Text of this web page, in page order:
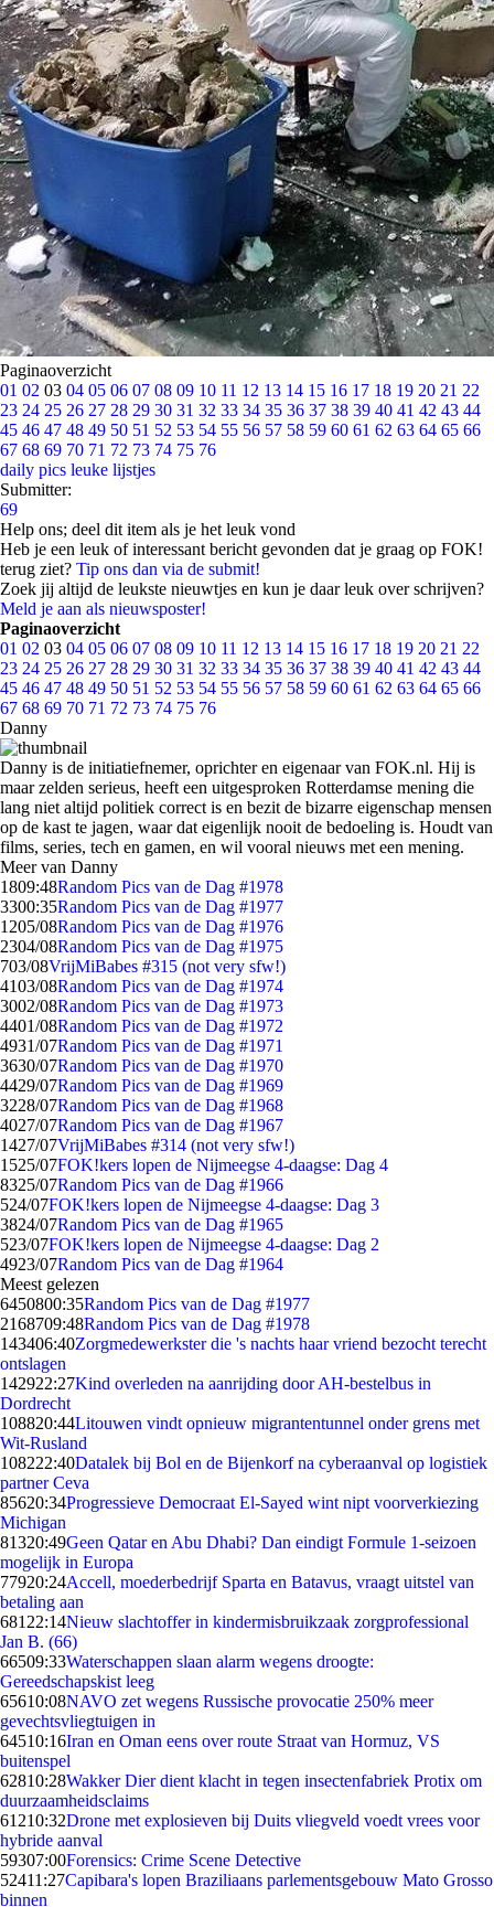
Paginaoverzicht
01 02 03 04 05 06 07 08 09 10 11 12 13 14 15 16 17 18 19 20 21 22
23 24 25 26 27 28 29 30 31 32 33 34 35 36 37 38 39 40 41 42 43 44
45 46 47 48 49 50 51 52 53 54 55 56 57 58 59 60 61 62 63 64 65 66
67 68 69 70 71 72 73 74 75 76
daily pics leuke lijstjes
Submitter:
69
Help ons; deel dit item als je het leuk vond
Heb je een leuk of interessant bericht gevonden dat je graag op FOK!
terug ziet? Tip ons dan via de submit!
Zoek jij altijd de leukste nieuwtjes en kun je daar leuk over schrijven?
Meld je aan als nieuwsposter!
Paginaoverzicht
01 02 03 04 05 06 07 08 09 10 11 12 13 14 15 16 17 18 19 20 21 22
23 24 25 26 27 28 29 30 31 32 33 34 35 36 37 38 39 40 41 42 43 44
45 46 47 48 49 50 51 52 53 54 55 56 57 58 59 60 61 62 63 64 65 66
67 68 69 70 71 72 73 74 75 76
Danny
Danny is de initiatiefnemer, oprichter en eigenaar van FOK.nl. Hij is
maar zelden serieus, heeft een uitgesproken Rotterdamse mening die
lang niet altijd politiek correct is en bezit de bizarre eigenschap mensen
op de kast te jagen, waar dat eigenlijk nooit de bedoeling is. Houdt van
films, series, tech en gamen, en wil vooral nieuws met een mening.
Meer van Danny
1809:48Random Pics van de Dag #1978
3300:35Random Pics van de Dag #1977
1205/08Random Pics van de Dag #1976
2304/08Random Pics van de Dag #1975
703/08VrijMiBabes #315 (not very sfw!)
4103/08Random Pics van de Dag #1974
3002/08Random Pics van de Dag #1973
4401/08Random Pics van de Dag #1972
4931/07Random Pics van de Dag #1971
3630/07Random Pics van de Dag #1970
4429/07Random Pics van de Dag #1969
3228/07Random Pics van de Dag #1968
4027/07Random Pics van de Dag #1967
1427/07VrijMiBabes #314 (not very sfw!)
1525/07FOK!kers lopen de Nijmeegse 4-daagse: Dag 4
8325/07Random Pics van de Dag #1966
524/07FOK!kers lopen de Nijmeegse 4-daagse: Dag 3
3824/07Random Pics van de Dag #1965
523/07FOK!kers lopen de Nijmeegse 4-daagse: Dag 2
4923/07Random Pics van de Dag #1964
Meest gelezen
6450800:35Random Pics van de Dag #1977
2168709:48Random Pics van de Dag #1978
143406:40Zorgmedewerkster die 's nachts haar vriend bezocht terecht
ontslagen
142922:27Kind overleden na aanrijding door AH-bestelbus in
Dordrecht
108820:44Litouwen vindt opnieuw migrantentunnel onder grens met
Wit-Rusland
108222:40Datalek bij Bol en de Bijenkorf na cyberaanval op logistiek
partner Ceva
85620:34Progressieve Democraat El-Sayed wint nipt voorverkiezing
Michigan
81320:49Geen Qatar en Abu Dhabi? Dan eindigt Formule 1-seizoen
mogelijk in Europa
77920:24Accell, moederbedrijf Sparta en Batavus, vraagt uitstel van
betaling aan
681 22:14Nieuw slachtoffer in kindermisbruikzaak zorgprofessional
Jan B. (66)
66509:33Waterschappen slaan alarm wegens droogte:
Gereedschapskist leeg
65610:08NAVO zet wegens Russische provocatie 250% meer
gevechtsvliegtuigen in
64510:16Iran en Oman eens over route Straat van Hormuz, VS
buitenspel
62810:28Wakker Dier dient klacht in tegen insectenfabriek Protix om
duurzaamheidsclaims
61210:32Drone met explosieven bij Duits vliegveld voedt vrees voor
hybride aanval
59307:00Forensics: Crime Scene Detective
52411:27Capibara's lopen Braziliaans parlementsgebouw Mato Grosso
binnen